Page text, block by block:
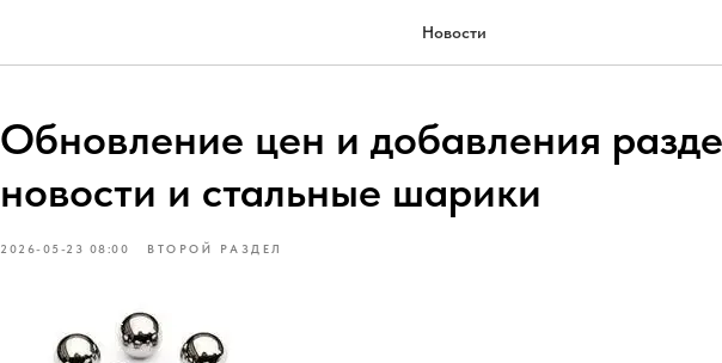
Новости
Обновление цен и добавления
новости и стальные шарики
2026-05-23 08:00 ВТОРОЙ РАЗДЕЛ